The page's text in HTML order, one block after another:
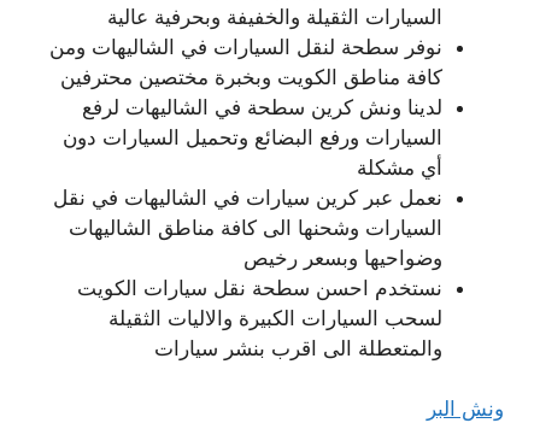
السيارات الثقيلة والخفيفة وبحرفية عالية
نوفر سطحة لنقل السيارات في الشاليهات ومن
كافة مناطق الكويت وبخبرة مختصين محترفين
لدينا ونش كرين سطحة في الشاليهات لرفع
السيارات ورفع البضائع وتحميل السيارات دون
أي مشكلة
نعمل عبر كرين سيارات في الشاليهات في نقل
السيارات وشحنها الى كافة مناطق الشاليهات
وضواحيها وبسعر رخيص
نستخدم احسن سطحة نقل سيارات الكويت
لسحب السيارات الكبيرة والاليات الثقيلة
والمتعطلة الى اقرب بنشر سيارات
ونش البر